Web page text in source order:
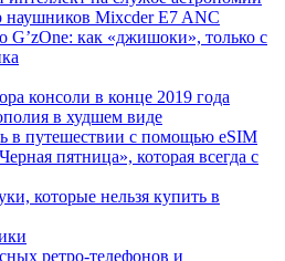
наушников Mixcder E7 ANC
G’zOne: как «джишоки», только с
консоли в конце 2019 года
в худшем виде
в путешествии с помощью eSIM
пятница», которая всегда с
которые нельзя купить в
ретро-телефонов и